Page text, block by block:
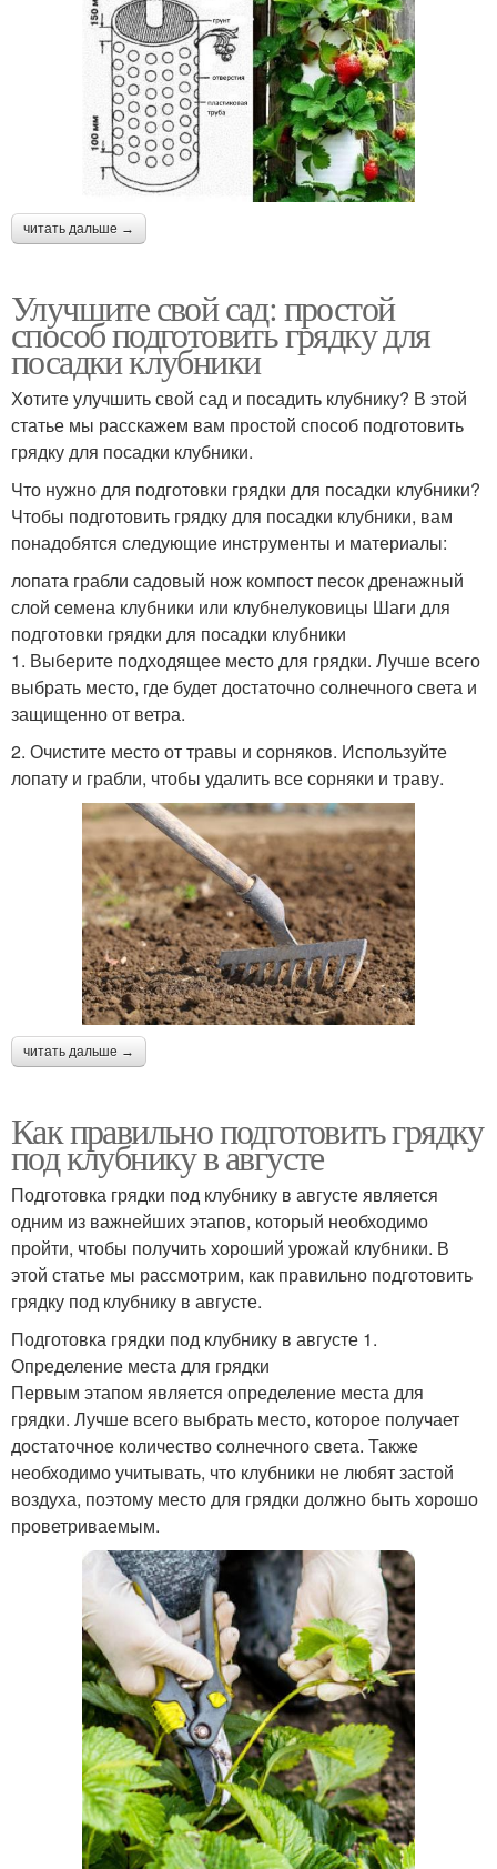
читать дальше →
Улучшите свой сад: простой
способ подготовить грядку для
посадки клубники
Хотите улучшить свой сад и посадить клубнику? В этой
статье мы расскажем вам простой способ подготовить
грядку для посадки клубники.
Что нужно для подготовки грядки для посадки клубники?
Чтобы подготовить грядку для посадки клубники, вам
понадобятся следующие инструменты и материалы:
лопата грабли садовый нож компост песок дренажный
слой семена клубники или клубнелуковицы Шаги для
подготовки грядки для посадки клубники
1. Выберите подходящее место для грядки. Лучше всего
выбрать место, где будет достаточно солнечного света и
защищенно от ветра.
2. Очистите место от травы и сорняков. Используйте
лопату и грабли, чтобы удалить все сорняки и траву.
читать дальше →
Как правильно подготовить грядку
под клубнику в августе
Подготовка грядки под клубнику в августе является
одним из важнейших этапов, который необходимо
пройти, чтобы получить хороший урожай клубники. В
этой статье мы рассмотрим, как правильно подготовить
грядку под клубнику в августе.
Подготовка грядки под клубнику в августе 1.
Определение места для грядки
Первым этапом является определение места для
грядки. Лучше всего выбрать место, которое получает
достаточное количество солнечного света. Также
необходимо учитывать, что клубники не любят застой
воздуха, поэтому место для грядки должно быть хорошо
проветриваемым.